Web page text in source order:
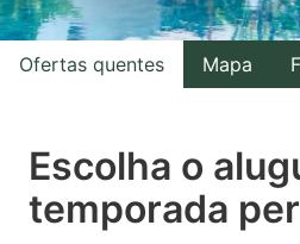
with
the
select
a
Ofertas quentes Mapa
Escolha o
temporada